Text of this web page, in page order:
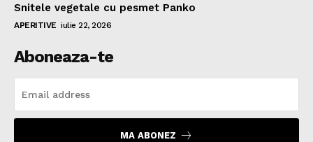
Snitele vegetale cu pesmet Panko
APERITIVE iulie 22, 2026
Aboneaza-te
MA ABONEZ